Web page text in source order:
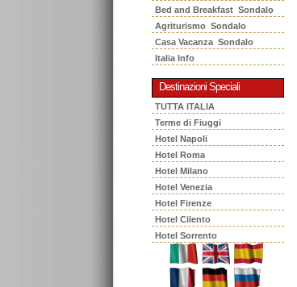
Bed and Breakfast Sondalo
Agriturismo Sondalo
Casa Vacanza Sondalo
Italia Info
Destinazioni Speciali
TUTTA ITALIA
Terme di Fiuggi
Hotel Napoli
Hotel Roma
Hotel Milano
Hotel Venezia
Hotel Firenze
Hotel Cilento
Hotel Sorrento